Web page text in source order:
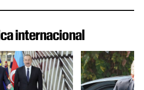
internacional